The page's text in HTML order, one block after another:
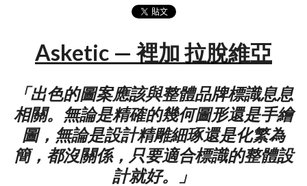
Asketic — 裡加 拉脫維亞
「出色的圖案應該與整體品牌標識息息
相關。無論是精確的幾何圖形還是手繪
圖，無論是設計精雕細琢還是化繁為
簡，都沒關係，只要適合標識的整體設
計就好。」